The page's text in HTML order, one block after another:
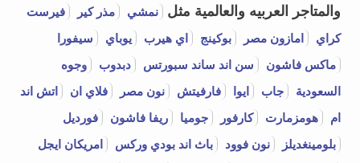
والمتاجر العربيه والعالمية مثل
نمشي مذر كير
فيرست
كراي
امازون مصر بوكينج اي هيرب يوباي
سيفورا
ماكس فاشون
سن اند ساند سبورتس دبدوب
وجوه
السعودية
جاب ايوا فارفيتش نون مصر فلاي ان
اتش اند
ام
هومزمارت كارفور جوميا ريفا فاشون
فورديل
بلومينغديلز
نون فوود باث اند بودي وركس
امريكان ايجل